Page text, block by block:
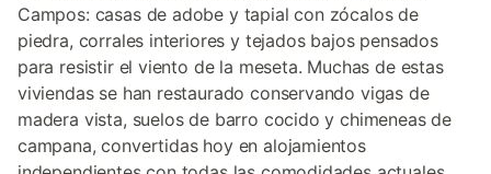
Campos: casas de adobe y tapial con zócalos de
piedra, corrales interiores y tejados bajos pensados
para resistir el viento de la meseta. Muchas de estas
viviendas se han restaurado conservando vigas de
madera vista, suelos de barro cocido y chimeneas de
campana, convertidas hoy en alojamientos